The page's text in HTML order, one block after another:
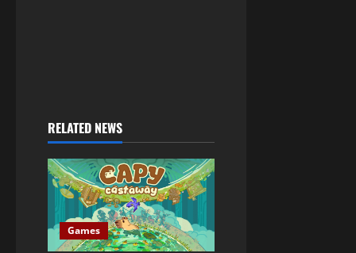
RELATED NEWS
Games